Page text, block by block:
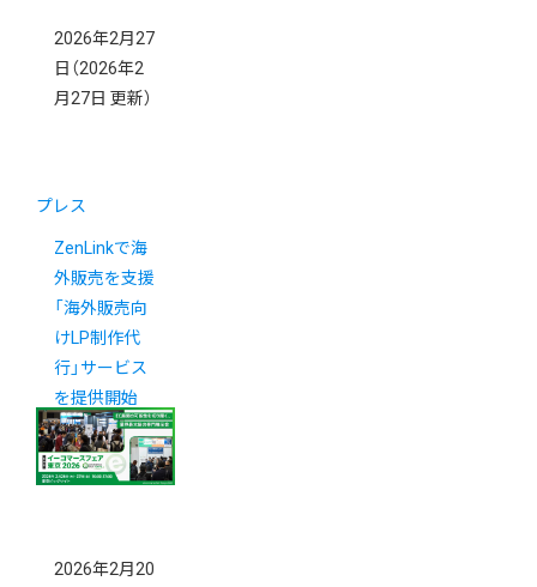
2026年2月27
日 （2026年2
月27日 更新）
プレス
ZenLinkで海
外販売を支援
「海外販売向
けLP制作代
行」サービス
を提供開始
2026年2月20